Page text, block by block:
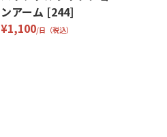
ンアーム [244]
¥1,100/日（税込）